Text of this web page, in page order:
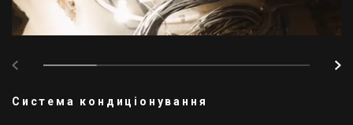
Система кондиціонування